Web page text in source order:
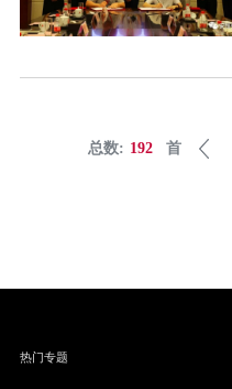
总数: 192 首
热门专题